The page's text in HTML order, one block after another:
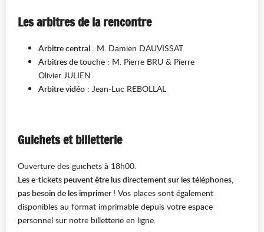
Les arbitres de la rencontre
Arbitre central : M. Damien DAUVISSAT
Arbitres de touche : M. Pierre BRU & Pierre
Olivier JULIEN
Arbitre vidéo : Jean-Luc REBOLLAL
Guichets et billetterie
Ouverture des guichets à 18h00.
Les e-tickets peuvent être lus directement sur les téléphones,
pas besoin de les imprimer ! Vos places sont également
disponibles au format imprimable depuis votre espace
personnel sur notre billetterie en ligne.